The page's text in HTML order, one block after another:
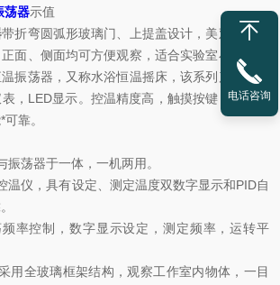
荡器示值
带折弯圆弧形玻璃门、上提盖设计，美观大方，
面、侧面均可方便观察，适合实验室小试。台
振荡器，又称水浴恒温摇床，该系列产品温度
，LED显示。控温精度高，触摸按键，操作方
靠。
荡器于一体，一机两用。
仪，具有设定、测定温度双数字显示和PID自
控制，数字显示设定，测定频率，运转平
全玻璃框架结构，观察工作室内物体，一目
电话咨询